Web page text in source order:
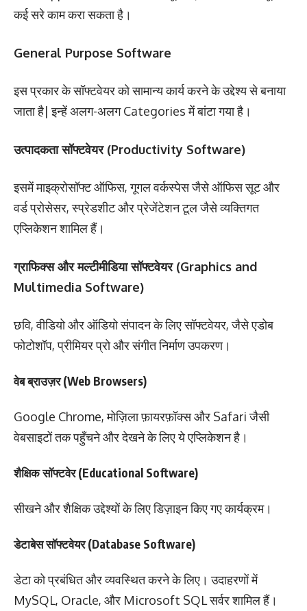
कई सरे काम करा सकता है।
General Purpose Software
इस प्रकार के सॉफ्टवेयर को सामान्य कार्य करने के उद्देश्य से बनाया
जाता है| इन्हें अलग-अलग Categories में बांटा गया है।
उत्पादकता सॉफ्टवेयर (Productivity Software)
इसमें माइक्रोसॉफ्ट ऑफिस, गूगल वर्कस्पेस जैसे ऑफिस सूट और
वर्ड प्रोसेसर, स्प्रेडशीट और प्रेजेंटेशन टूल जैसे व्यक्तिगत
एप्लिकेशन शामिल हैं।
ग्राफिक्स और मल्टीमीडिया सॉफ्टवेयर (Graphics and
Multimedia Software)
छवि, वीडियो और ऑडियो संपादन के लिए सॉफ्टवेयर, जैसे एडोब
फोटोशॉप, प्रीमियर प्रो और संगीत निर्माण उपकरण।
वेब ब्राउज़र (Web Browsers)
Google Chrome, मोज़िला फ़ायरफ़ॉक्स और Safari जैसी
वेबसाइटों तक पहुँचने और देखने के लिए ये एप्लिकेशन है।
शैक्षिक सॉफ्टवेर (Educational Software)
सीखने और शैक्षिक उद्देश्यों के लिए डिज़ाइन किए गए कार्यक्रम।
डेटाबेस सॉफ्टवेयर (Database Software)
डेटा को प्रबंधित और व्यवस्थित करने के लिए। उदाहरणों में
MySQL, Oracle, और Microsoft SQL सर्वर शामिल हैं।